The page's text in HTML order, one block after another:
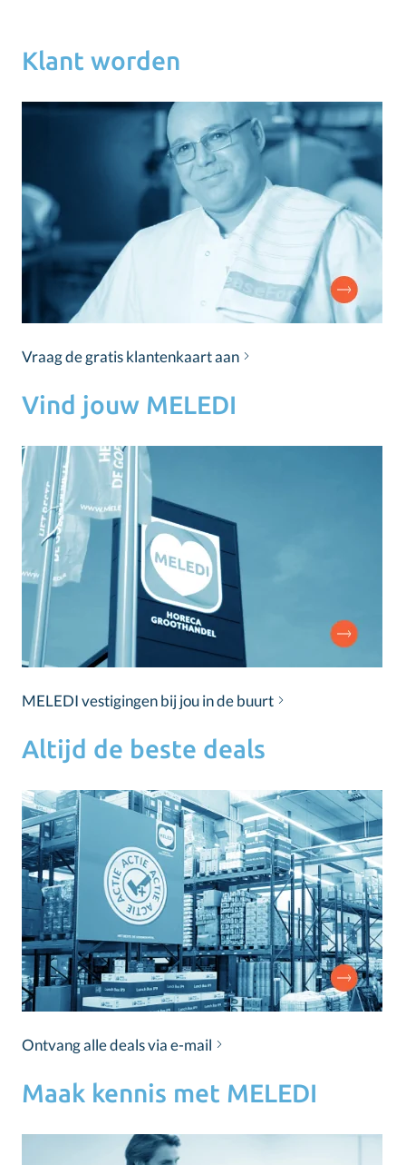
Klant worden
Vraag de gratis klantenkaart aan
Vind jouw MELEDI
MELEDI vestigingen bij jou in de buurt
Altijd de beste deals
Ontvang alle deals via e-mail
Maak kennis met MELEDI